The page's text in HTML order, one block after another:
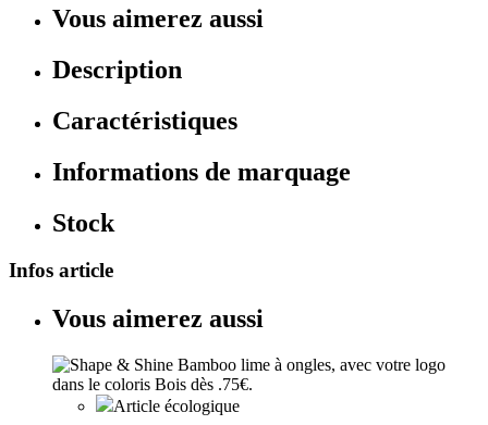
Vous aimerez aussi
Description
Caractéristiques
Informations de marquage
Stock
Infos article
Vous aimerez aussi
Article écologique